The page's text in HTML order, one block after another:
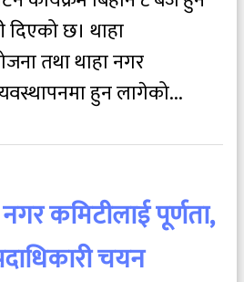
छ। थाहा
तथा थाहा नगर
हुन लागेको...
कमिटीलाई पूर्णता,
चयन